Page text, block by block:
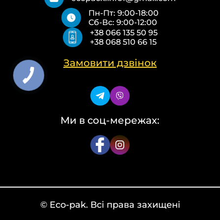
Замовити дзвінок
Ми в соц-мережах:
Політика конфіденційності
Пакети Zip-Lock (Слайдер) з логотипом
Пакети банан ПВХ
Скотч з логотипом
Пакувальні пакети ПВТ, ПНТ
Еко сумки об’ємні
Еко сумки “Майка”
Еко сумки “Банан”
Пн-Пт: 9:00-18:00
Сб-Вс: 9:00-12:00
+38 066 135 50 95
+38 068 510 66 15
© Eco-pak. Всі права захищені